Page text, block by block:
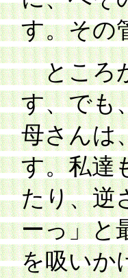
す。その
ところが
す、でも
母さんは
す。私達
たり、逆
ーっ」と
を吸いか